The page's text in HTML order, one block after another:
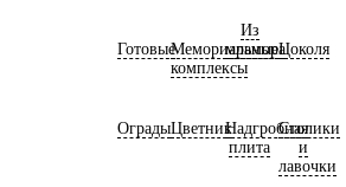
ГотовыеМемориальные
комплексы
Из
мрамораЦоколя
ОградыЦветникНадгробная
плита
Столики
и
лавочки